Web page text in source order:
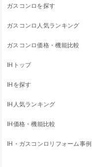
ガスコンロを探す
ガスコンロ人気ランキング
ガスコンロ価格・機能比較
IHトップ
IHを探す
IH人気ランキング
IH価格・機能比較
IH・ガスコンロリフォーム事例